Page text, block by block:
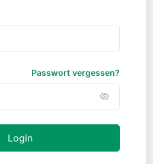
Passwort vergessen?
Login